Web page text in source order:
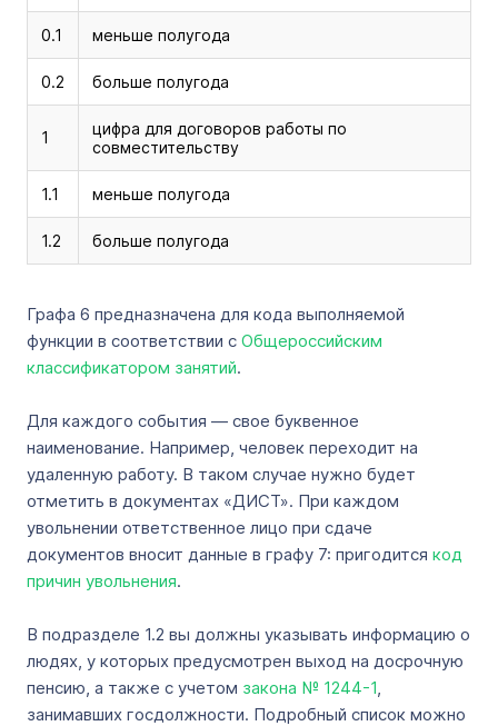
0.1 меньше полугода
0.2 больше полугода
1
цифра для договоров работы по
совместительству
1.1 меньше полугода
1.2 больше полугода
Графа 6 предназначена для кода выполняемой
функции в соответствии с Общероссийским
классификатором занятий.
Для каждого события — свое буквенное
наименование. Например, человек переходит на
удаленную работу. В таком случае нужно будет
отметить в документах «ДИCT». При каждом
увольнении ответственное лицо при сдаче
документов вносит данные в графу 7: пригодится код
причин увольнения.
В подразделе 1.2 вы должны указывать информацию о
людях, у которых предусмотрен выход на досрочную
пенсию, а также с учетом закона № 1244-1,
занимавших госдолжности. Подробный список можно